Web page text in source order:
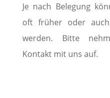
Je nach Belegung
oft früher oder
werden. Bitte
Kontakt mit uns auf.